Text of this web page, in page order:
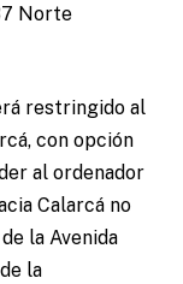
Norte
restringido al
con opción
al ordenador
Calarcá no
la Avenida
la